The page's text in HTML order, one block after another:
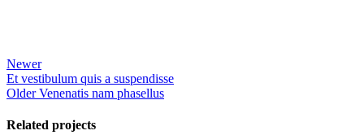
Newer
Et vestibulum quis a suspendisse
Older Venenatis nam phasellus
Related projects